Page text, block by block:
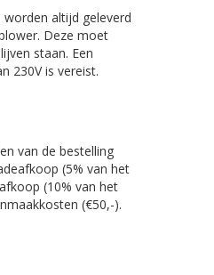
altijd geleverd
Deze moet
staan. Een
230V is vereist.
van de bestelling
(5% van het
(10% van het
(€50,-).